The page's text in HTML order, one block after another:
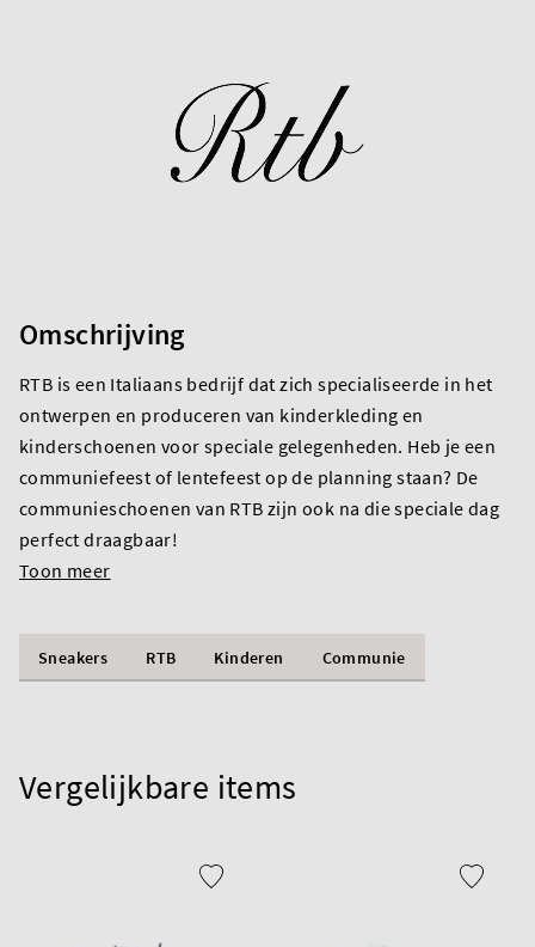
Omschrijving
RTB is een Italiaans bedrijf dat zich specialiseerde in het
ontwerpen en produceren van kinderkleding en
kinderschoenen voor speciale gelegenheden. Heb je een
communiefeest of lentefeest op de planning staan? De
communieschoenen van RTB zijn ook na die speciale dag
perfect draagbaar!
Toon meer
Sneakers RTB Kinderen Communie
Vergelijkbare items